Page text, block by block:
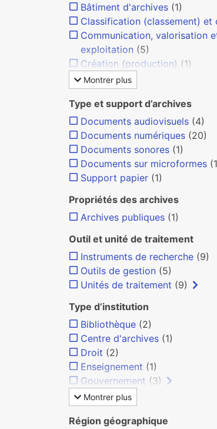
Bâtiment d'archives (1)
Classification (classement) et
Communication, valorisation
exploitation (5)
Création (production) (1)
Montrer plus
Type et support d’archives
Documents audiovisuels (4)
Documents numériques (20)
Documents sonores (1)
Documents sur microformes
Support papier (1)
Propriétés des archives
Archives publiques (1)
Outil et unité de traitement
Instruments de recherche (9)
Outils de gestion (5)
Unités de traitement (9)
Type d’institution
Bibliothèque (2)
Centre d'archives (1)
Droit (2)
Enseignement (1)
Gouvernement (3)
Montrer plus
Région géographique